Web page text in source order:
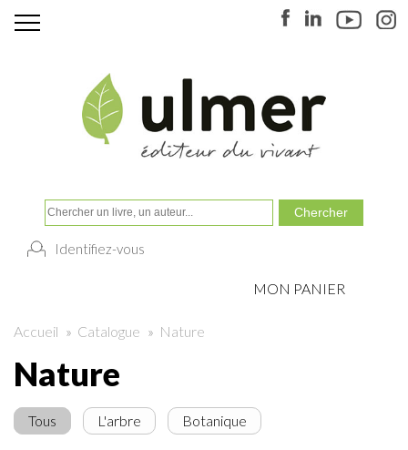
Identifiez-vous
MON PANIER
Accueil » Catalogue » Nature
Nature
Tous L'arbre Botanique